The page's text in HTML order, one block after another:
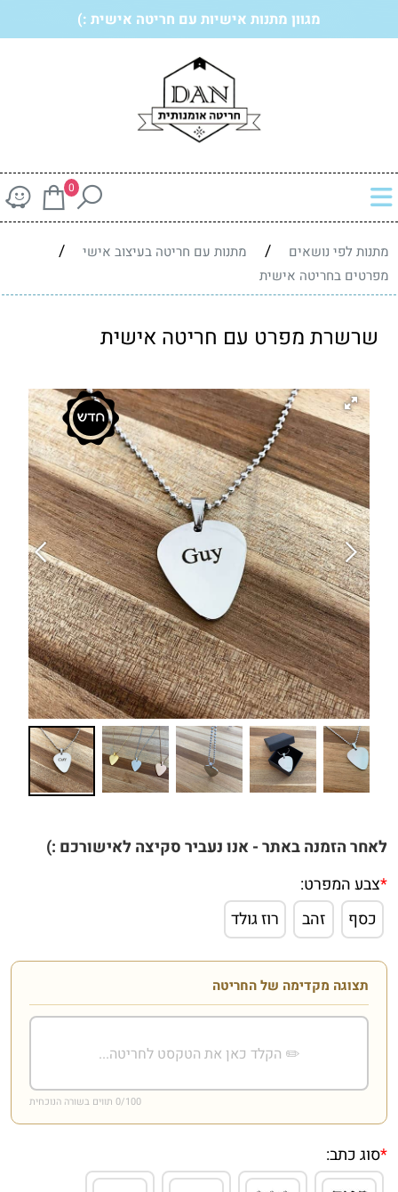
מגוון מתנות אישיות עם חריטה אישית :)
0
מתנות לפי נושאים / מתנות עם חריטה בעיצוב אישי /
מפרטים בחריטה אישית
שרשרת מפרט עם חריטה אישית
לאחר הזמנה באתר - אנו נעביר סקיצה לאישורכם :)
*צבע המפרט:
כסף
זהב רוז גולד
תצוגה מקדימה של החריטה
0/100 תווים בשורה הנוכחית
*סוג כתב: